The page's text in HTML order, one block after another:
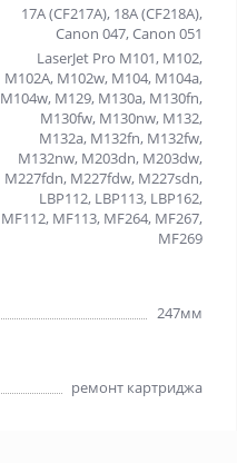
17A (CF217A), 18A (CF218A),
Canon 047, Canon 051
LaserJet Pro M101, M102,
M102A, M102w, M104, M104a,
M104w, M129, M130a, M130fn,
M130fw, M130nw, M132,
M132a, M132fn, M132fw,
M132nw, M203dn, M203dw,
M227fdn, M227fdw, M227sdn,
LBP112, LBP113, LBP162,
MF112, MF113, MF264, MF267,
MF269
247мм
ремонт картриджа